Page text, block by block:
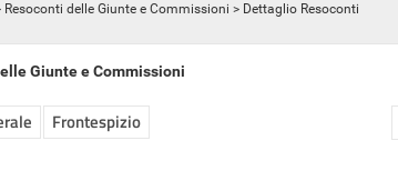
Resoconti delle Giunte e Commissioni > Dettaglio Resoconti
Giunte e Commissioni
Frontespizio